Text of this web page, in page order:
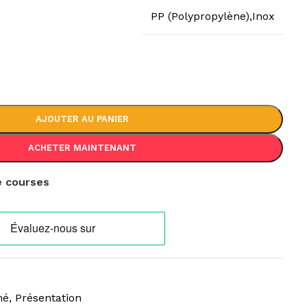
PP (Polypropylène),Inox
AJOUTER AU PANIER
ACHETER MAINTENANT
courses
, Présentation